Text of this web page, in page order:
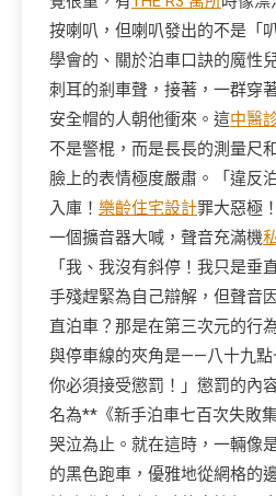
按喇叭，但喇叭發出的不是「
學會的、關於泊車口訣的魔性
刺耳的剎車聲，接著，一群穿
安全帽的人朝他衝來。這中醫
不是警棍，而是長長的測量尺
臉上的表情極度嚴肅。「違反
入庫！ 樂齡住宅設計罪大惡極
一個擴音器大喊，聲音充滿機
「我、我沒有斜停！我只是垂
手殘趕緊為自己辯解，但聲音
直泊車？那是在第三次元的行
與停車線的夾角是——八十九點
你必須接受懲罰！」懲罰的內
名為**《新手泊車七百次失敗
哭泣為止。就在這時，一輛像
的黑色跑車，優雅地從網格的